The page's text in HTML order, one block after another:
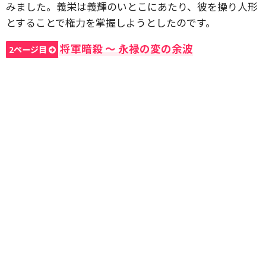
みました。義栄は義輝のいとこにあたり、彼を操り人形
とすることで権力を掌握しようとしたのです。
2ページ目 将軍暗殺 〜 永禄の変の余波